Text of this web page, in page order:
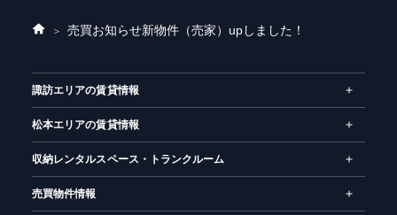
ホ
売買お知らせ新物件（売家）upしました！
諏訪エリアの賃貸情報
松本エリアの賃貸情報
収納レンタルスペース・トランクルーム
売買物件情報